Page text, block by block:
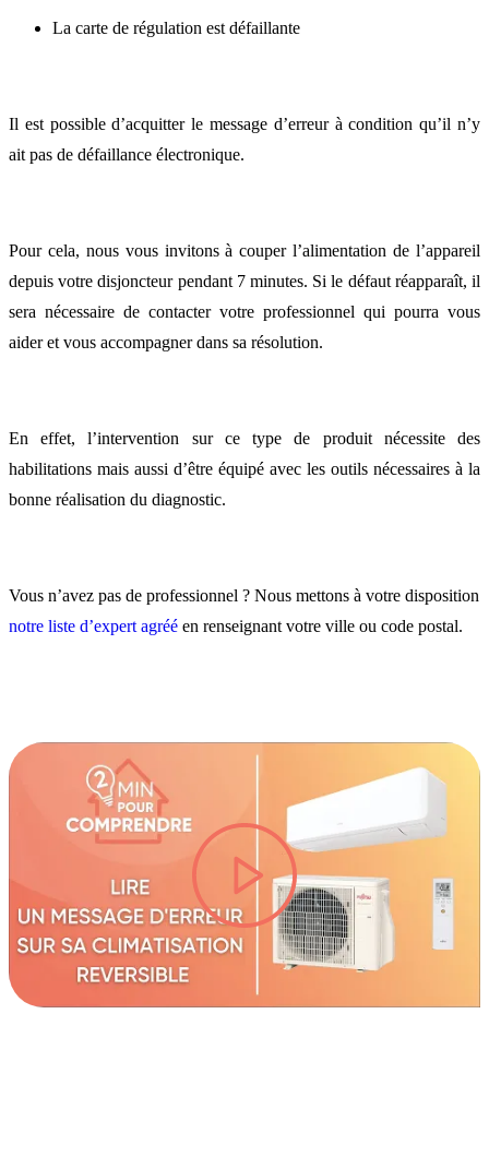
La carte de régulation est défaillante
Il est possible d’acquitter le message d’erreur à condition qu’il n’y
ait pas de défaillance électronique.
Pour cela, nous vous invitons à couper l’alimentation de l’appareil
depuis votre disjoncteur pendant 7 minutes. Si le défaut réapparaît, il
sera nécessaire de contacter votre professionnel qui pourra vous
aider et vous accompagner dans sa résolution.
En effet, l’intervention sur ce type de produit nécessite des
habilitations mais aussi d’être équipé avec les outils nécessaires à la
bonne réalisation du diagnostic.
Vous n’avez pas de professionnel ? Nous mettons à votre disposition
notre liste d’expert agréé en renseignant votre ville ou code postal.
lire la vidéo